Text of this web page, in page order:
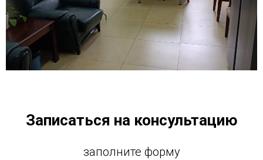
Записаться на консультацию
заполните форму